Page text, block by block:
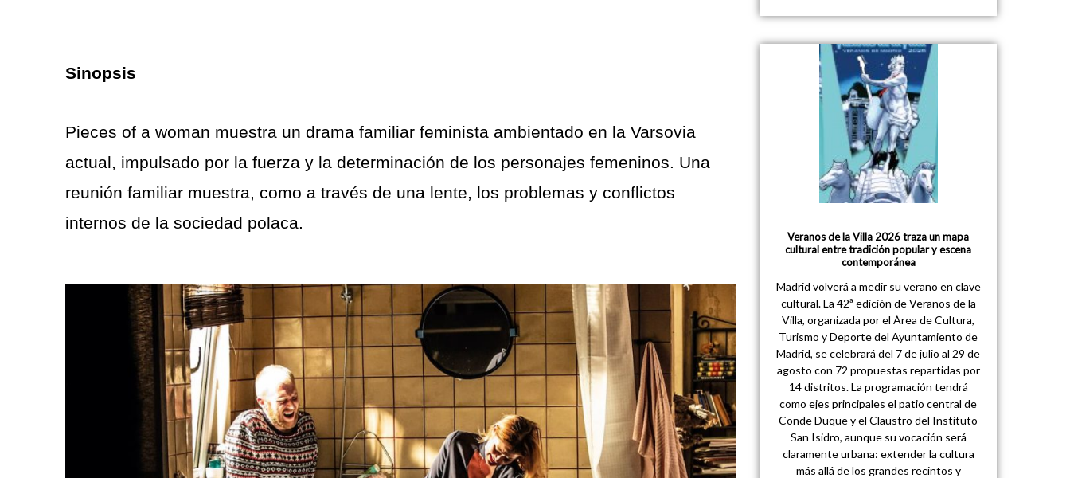
Sinopsis
Pieces of a woman muestra un drama familiar feminista ambientado en la Varsovia
actual, impulsado por la fuerza y la determinación de los personajes femeninos. Una
reunión familiar muestra, como a través de una lente, los problemas y conflictos
internos de la sociedad polaca.
Veranos de la Villa 2026 traza un mapa
cultural entre tradición popular y escena
contemporánea
Madrid volverá a medir su verano en clave
cultural. La 42ª edición de Veranos de la
Villa, organizada por el Área de Cultura,
Turismo y Deporte del Ayuntamiento de
Madrid, se celebrará del 7 de julio al 29 de
agosto con 72 propuestas repartidas por
14 distritos. La programación tendrá
como ejes principales el patio central de
Conde Duque y el Claustro del Instituto
San Isidro, aunque su vocación será
claramente urbana: extender la cultura
más allá de los grandes recintos y